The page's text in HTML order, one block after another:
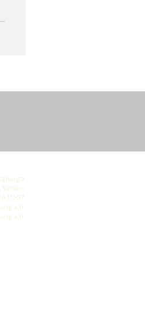
Vilnius